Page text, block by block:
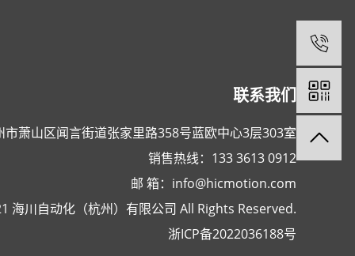
联系我们
萧山区闻言街道张家里路358号蓝欧中心3层303室
销售热线：133 3613 0912
邮 箱： info@hicmotion.com
海川自动化（杭州）有限公司 All Rights Reserved.
浙ICP备2022036188号